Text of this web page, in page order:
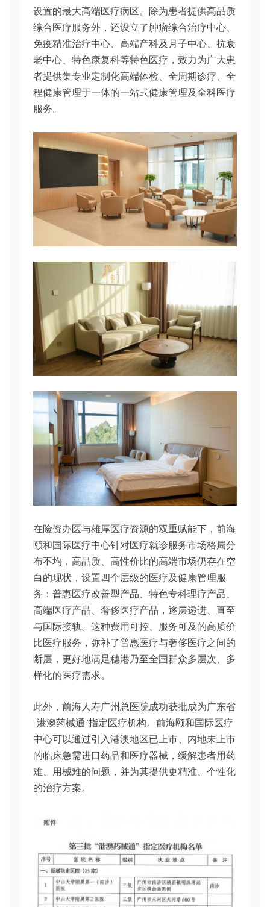
设置的最大高端医疗病区。除为患者提供高品质
综合医疗服务外，还设立了肿瘤综合治疗中心、
免疫精准治疗中心、高端产科及月子中心、抗衰
老中心、特色康复科等特色医疗，致力为广大患
者提供集专业定制化高端体检、全周期诊疗、全
程健康管理于一体的一站式健康管理及全科医疗
服务。
在险资办医与雄厚医疗资源的双重赋能下，前海
颐和国际医疗中心针对医疗就诊服务市场格局分
布不均，高品质、高性价比的高端市场仍存在空
白的现状，设置四个层级的医疗及健康管理服
务：普惠医疗改善型产品、特色专科理疗产品、
高端医疗产品、奢侈医疗产品，逐层递进、直至
与国际接轨。这种费用可控、服务可及的高质价
比医疗服务，弥补了普惠医疗与奢侈医疗之间的
断层，更好地满足穗港乃至全国群众多层次、多
样化的医疗需求。
此外，前海人寿广州总医院成功获批成为广东省
“港澳药械通”指定医疗机构。前海颐和国际医疗
中心可以通过引入港澳地区已上市、内地未上市
的临床急需进口药品和医疗器械，缓解患者用药
难、用械难的问题，并为其提供更精准、个性化
的治疗方案。